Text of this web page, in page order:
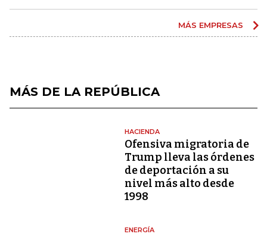
MÁS EMPRESAS
MÁS DE LA REPÚBLICA
HACIENDA
Ofensiva migratoria de
Trump lleva las órdenes
de deportación a su
nivel más alto desde
1998
ENERGÍA